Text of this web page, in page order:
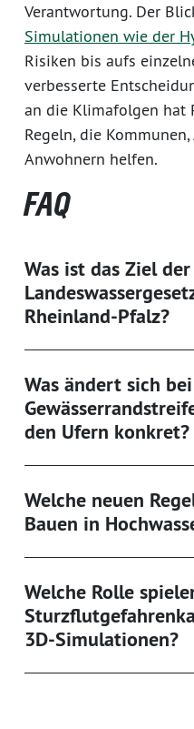
Verantwortung. Der
Simulationen wie der
Risiken bis aufs
verbesserte
an die Klimafolgen hat
Regeln, die
Anwohnern helfen.
FAQ
Was ist das Ziel
Rheinland-Pfalz?
Was ändert sich bei
den Ufern konkret?
Welche neuen
Bauen in
Welche Rolle
3D-Simulationen?